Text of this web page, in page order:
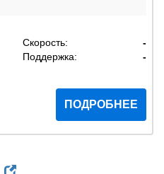
Скорость:
-
Поддержка: -
ПОДРОБНЕЕ